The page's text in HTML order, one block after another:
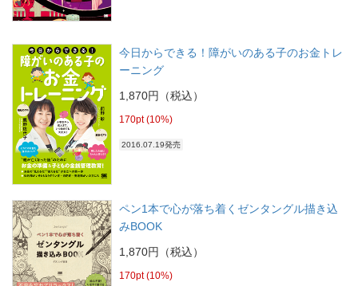
今日からできる！障がいのある子のお金トレ
ーニング
1,870円（税込）
170pt (10%)
2016.07.19発売
ペン1本で心が落ち着くゼンタングル描き込
みBOOK
1,870円（税込）
170pt (10%)